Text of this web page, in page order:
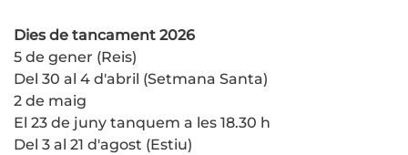
Dies de tancament 2026
5 de gener (Reis)
Del 30 al 4 d'abril (Setmana Santa)
2 de maig
El 23 de juny tanquem a les 18.30 h
Del 3 al 21 d'agost (Estiu)